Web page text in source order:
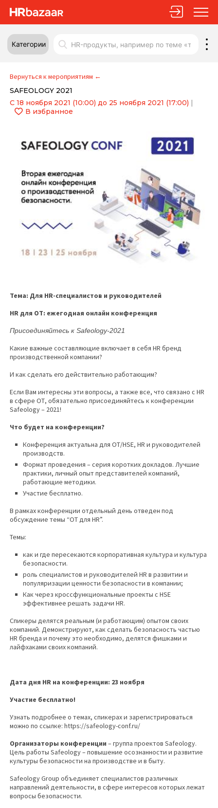
Категории
Вернуться к мероприятиям ←
SAFEOLOGY 2021
С 18 ноября 2021 (10:00) до 25 ноября 2021 (17:00) |
В избранное
Тема: Для HR-специалистов и руководителей
HR для ОТ: ежегодная онлайн конференция
Присоединяйтесь к Safeology-2021
Какие важные составляющие включает в себя HR бренд
производственной компании?
И как сделать его действительно работающим?
Если Вам интересны эти вопросы, а также все, что связано с HR
в сфере ОТ, обязательно присоединяйтесь к конференции
Safeology – 2021!
Что будет на конференции?
Конференция актуальна для ОТ/HSE, HR и руководителей
производств.
Формат проведения – серия коротких докладов. Лучшие
практики, личный опыт представителей компаний,
работающие методики.
Участие бесплатно.
В рамках конференции отдельный день отведен под
обсуждение темы “ОТ для HR”.
Темы:
как и где пересекаются корпоративная культура и культура
безопасности.
роль специалистов и руководителей HR в развитии и
популяризации ценности безопасности в компании;
Как через кроссфункциональные проекты с HSE
эффективнее решать задачи HR.
Спикеры делятся реальным (и работающим) опытом своих
компаний. Демонстрируют, как сделать безопасность частью
HR бренда и почему это необходимо, делятся фишками и
лайфхаками своих компаний.
Дата дня HR на конференции: 23 ноября
Участие бесплатно!
Узнать подробнее о темах, спикерах и зарегистрироваться
можно по ссылке: https://safeology-conf.ru/
Организаторы конференции – группа проектов Safeology.
Цель работы Safeology – повышение осознанности и развитие
культуры безопасности на производстве и в быту.
Safeology Group объединяет специалистов различных
направлений деятельности, в сфере интересов которых лежат
вопросы безопасности.